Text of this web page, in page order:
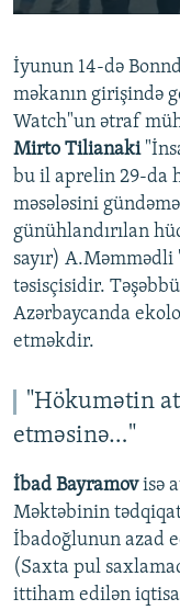
Auto
İyunun 14-də
məkanın girişində
Watch"un ətraf
Mirto Tilianaki
bu il aprelin 29-da
məsələsini
günühlandırılan
sayır)
təsisçisidir.
Azərbaycanda
etməkdir.
"Hökumətin
etməsinə…"
İbad Bayramovisə
Məktəbinin
İbadoğlunun azad
(Saxta pul
ittiham edilən